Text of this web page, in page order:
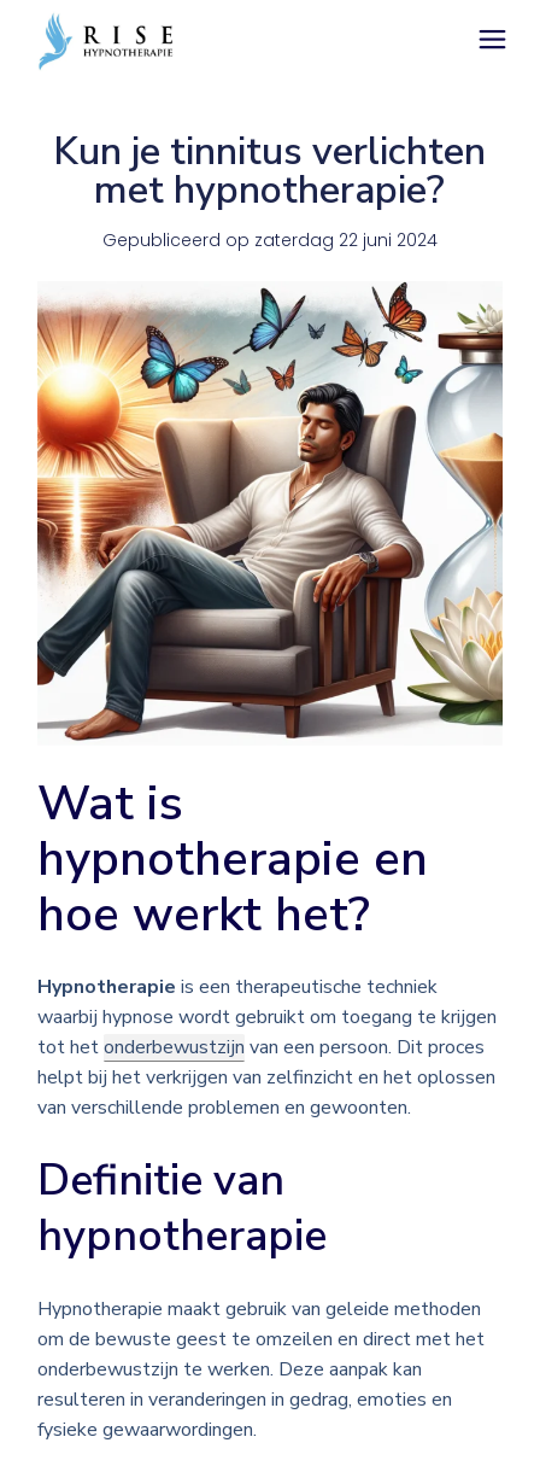
Kun je tinnitus verlichten
met hypnotherapie?
Gepubliceerd op zaterdag 22 juni 2024
Wat is
hypnotherapie en
hoe werkt het?
Hypnotherapie is een therapeutische techniek
waarbij hypnose wordt gebruikt om toegang te krijgen
tot hetonderbewustzijn van een persoon. Dit proces
helpt bij het verkrijgen van zelfinzicht en het oplossen
van verschillende problemen en gewoonten.
Definitie van
hypnotherapie
Hypnotherapie maakt gebruik van geleide methoden
om de bewuste geest te omzeilen en direct met het
onderbewustzijn te werken. Deze aanpak kan
resulteren in veranderingen in gedrag, emoties en
fysieke gewaarwordingen.